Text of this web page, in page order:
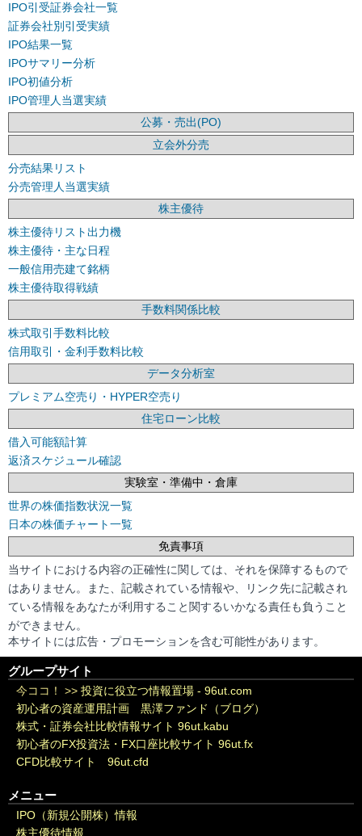
IPO引受証券会社一覧
証券会社別引受実績
IPO結果一覧
IPOサマリー分析
IPO初値分析
IPO管理人当選実績
公募・売出(PO)
立会外分売
分売結果リスト
分売管理人当選実績
株主優待
株主優待リスト出力機
株主優待・主な日程
一般信用売建て銘柄
株主優待取得戦績
手数料関係比較
株式取引手数料比較
信用取引・金利手数料比較
データ分析室
プレミアム空売り・HYPER空売り
住宅ローン比較
借入可能額計算
返済スケジュール確認
実験室・準備中・倉庫
世界の株価指数状況一覧
日本の株価チャート一覧
免責事項
当サイトにおける内容の正確性に関しては、それを保障するもので
はありません。また、記載されている情報や、リンク先に記載され
ている情報をあなたが利用すること関するいかなる責任も負うこと
ができません。
本サイトには広告・プロモーションを含む可能性があります。
グループサイト
今ココ！ >> 投資に役立つ情報置場 - 96ut.com
初心者の資産運用計画 黒澤ファンド（ブログ）
株式・証券会社比較情報サイト 96ut.kabu
初心者のFX投資法・FX口座比較サイト 96ut.fx
CFD比較サイト 96ut.cfd
メニュー
IPO（新規公開株）情報
株主優待情報